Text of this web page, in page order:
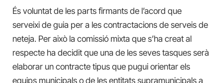
És voluntat de les parts firmants de l’acord que
serveixi de guia per a les contractacions de serveis de
neteja. Per això la comissió mixta que s’ha creat al
respecte ha decidit que una de les seves tasques serà
elaborar un contracte tipus que pugui orientar els
equips municipals o de les entitats supramunicipals a